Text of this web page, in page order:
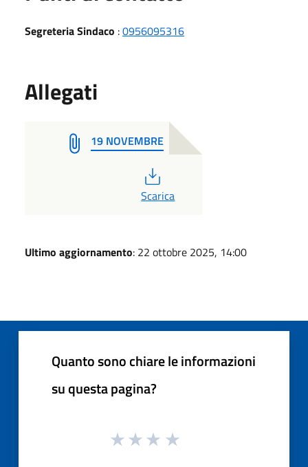
Segreteria Sindaco :0956095316
Allegati
19 NOVEMBRE
PDF
Scarica
Ultimo aggiornamento: 22 ottobre 2025, 14:00
Quanto sono chiare le informazioni
su questa pagina?